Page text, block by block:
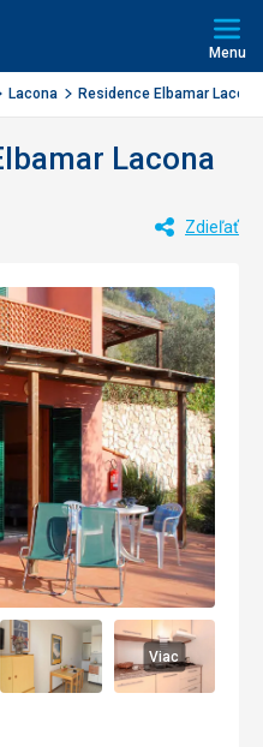
Menu
Lacona Residence Elbamar Laco...
Lacona
Zdieľať
Viac